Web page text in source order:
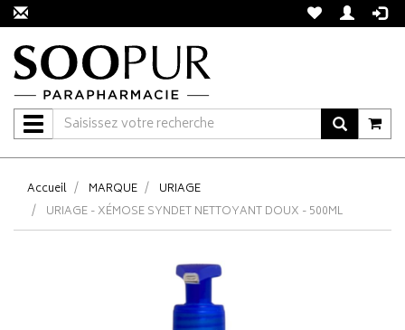
Navigation
Accueil MARQUE
URIAGE
URIAGE - XÉMOSE SYNDET NETTOYANT DOUX - 500ML